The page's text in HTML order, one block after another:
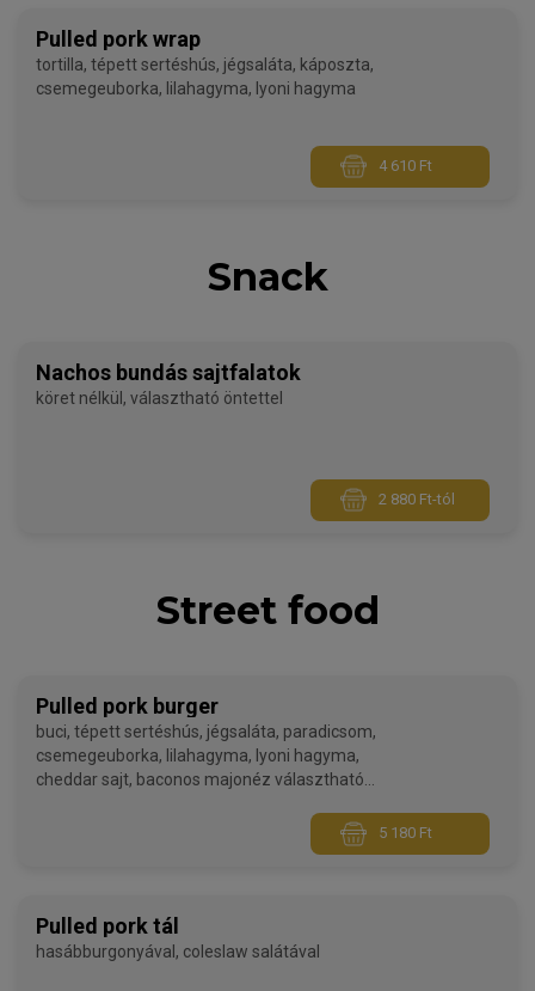
Pulled pork wrap
tortilla, tépett sertéshús, jégsaláta, káposzta,
csemegeuborka, lilahagyma, lyoni hagyma
4 610 Ft
Snack
Nachos bundás sajtfalatok
köret nélkül, választható öntettel
2 880 Ft-tól
Street food
Pulled pork burger
buci, tépett sertéshús, jégsaláta, paradicsom,
csemegeuborka, lilahagyma, lyoni hagyma,
cheddar sajt, baconos majonéz választható
5 180 Ft
Pulled pork tál
hasábburgonyával, coleslaw salátával